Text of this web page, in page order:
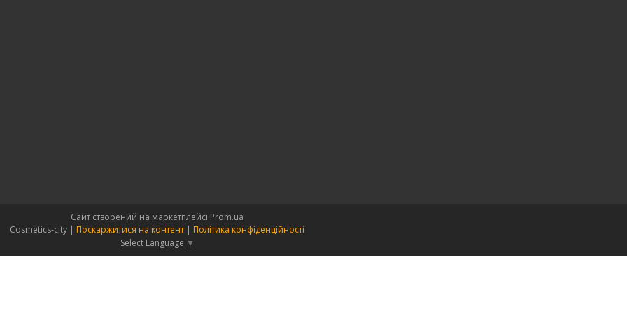
Сайт створений на маркетплейсі Prom.ua
Cosmetics-city | Поскаржитися на контент | Політика конфіденційності
Select Language ▼